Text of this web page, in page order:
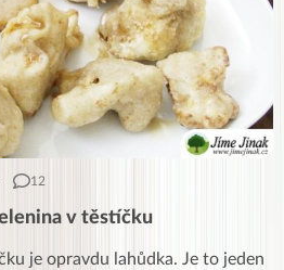
12
v těstíčku
je opravdu lahůdka. Je to jeden